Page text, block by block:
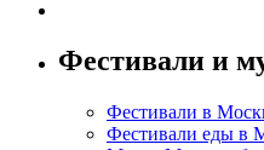
Фестивали и
Фестивали в
Фестивали еды в